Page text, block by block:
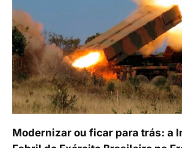
Modernizar ou ficar para trás: a